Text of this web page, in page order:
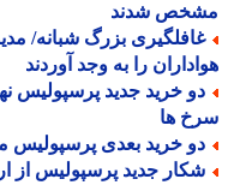
شدند
را به وجد آوردند
خرید جدید پرسپولیس نهایی
ها
خرید بعدی پرسپولیس
جدید پرسپولیس از